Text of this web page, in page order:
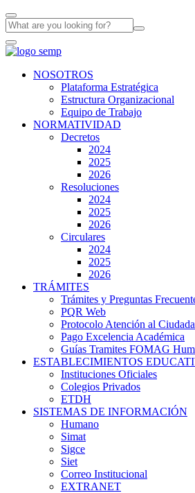
NOSOTROS
Plataforma Estratégica
Estructura Organizacional
Equipo de Trabajo
NORMATIVIDAD
Decretos
2024
2025
2026
Resoluciones
2024
2025
2026
Circulares
2024
2025
2026
TRÁMITES
Trámites y Preguntas
PQR Web
Protocolo Atención al
Pago Excelencia Académica
Guías Tramites FOMAG
ESTABLECIMIENTOS
Instituciones Oficiales
Colegios Privados
ETDH
SISTEMAS DE INFORMACIÓN
Humano
Simat
Sigce
Siet
Correo Institucional
EXTRANET